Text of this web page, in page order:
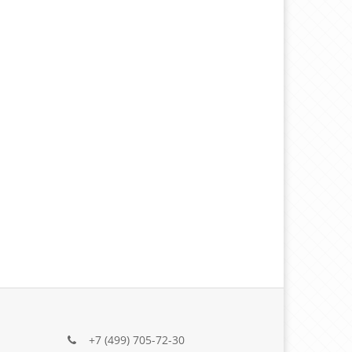
+7 (499) 705-72-30